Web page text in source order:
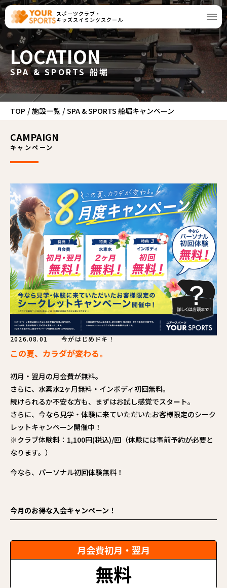
スポーツクラブ・
キッズスイミングスクール
LOCATION
SPA & SPORTS 船堀
TOP / 施設一覧 / SPA & SPORTS 船堀キャンペーン
CAMPAIGN
キャンペーン
2026.08.01 今がはじめドキ！
この夏、カラダが変わる。
初月・翌月の月会費が無料。
さらに、水素水2ヶ月無料・インボディ初回無料。
続けられるか不安な方も、まずはお試し感覚でスタート。
さらに、今なら見学・体験に来ていただいたお客様限定のシーク
レットキャンペーン開催中！
※クラブ体験料：1,100円(税込)/回（体験には事前予約が必要と
なります。）
今なら、パーソナル初回体験無料！
今月のお得な入会キャンペーン！
月会費初月・翌月
無料